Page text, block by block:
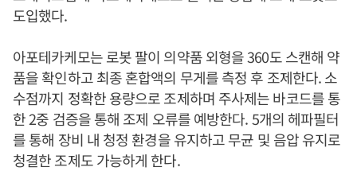
도입했다.
아포테카케모는 로봇 팔이 의약품 외형을 360도 스캔해 약
품을 확인하고 최종 혼합액의 무게를 측정 후 조제한다. 소
수점까지 정확한 용량으로 조제하며 주사제는 바코드를 통
한 2중 검증을 통해 조제 오류를 예방한다. 5개의 헤파필터
를 통해 장비 내 청정 환경을 유지하고 무균 및 음압 유지로
청결한 조제도 가능하게 한다.